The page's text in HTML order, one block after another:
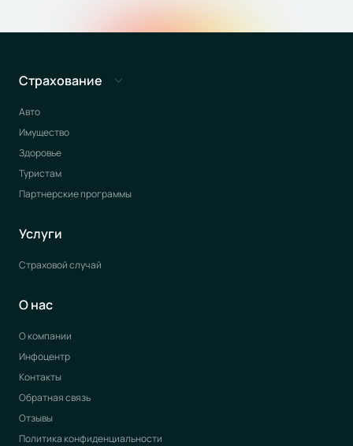
Страхование
Авто
Имущество
Здоровье
Туристам
Партнерские программы
Услуги
Страховой случай
О нас
О компании
Инфоцентр
Контакты
Обратная связь
Отзывы
Политика конфиденциальности